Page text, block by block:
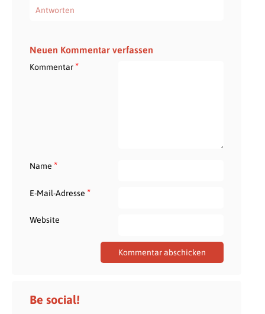
Antworten
Neuen Kommentar verfassen
Kommentar*
Name *
E-Mail-Adresse *
Website
Be social!